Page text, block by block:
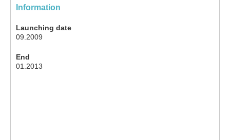
Information
Launching date
09.2009
End
01.2013